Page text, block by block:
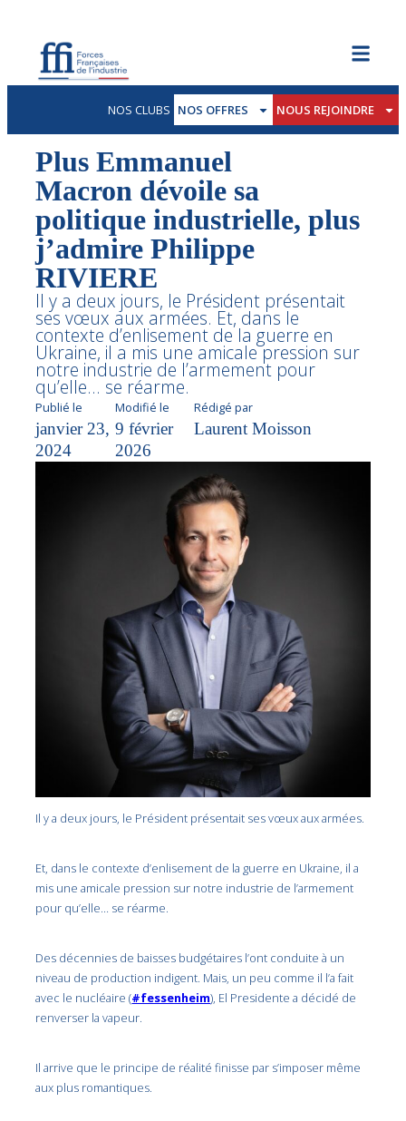
NOS CLUBS NOS OFFRES NOUS REJOINDRE
Plus Emmanuel
Macron dévoile sa
politique industrielle, plus
j’admire Philippe
RIVIERE
Il y a deux jours, le Président présentait
ses vœux aux armées. Et, dans le
contexte d’enlisement de la guerre en
Ukraine, il a mis une amicale pression sur
notre industrie de l’armement pour
qu’elle… se réarme.
Publié le
janvier 23,
2024
Modifié le
9 février
2026
Rédigé par
Laurent Moisson
Il y a deux jours, le Président présentait ses vœux aux armées.
Et, dans le contexte d’enlisement de la guerre en Ukraine, il a
mis une amicale pression sur notre industrie de l’armement
pour qu’elle… se réarme.
Des décennies de baisses budgétaires l’ont conduite à un
niveau de production indigent. Mais, un peu comme il l’a fait
avec le nucléaire (#fessenheim), El Presidente a décidé de
renverser la vapeur.
Il arrive que le principe de réalité finisse par s’imposer même
aux plus romantiques.